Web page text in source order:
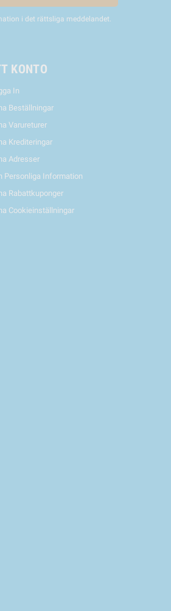
i det rättsliga meddelandet.
KONTO
In
Beställningar
Varureturer
Krediteringar
Adresser
Personliga Information
Rabattkuponger
Cookieinställningar